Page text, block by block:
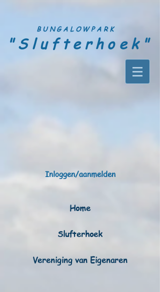
BUNGALOWPARK
"Slufterhoek"
Inloggen/aanmelden
Home
Slufterhoek
Vereniging van Eigenaren